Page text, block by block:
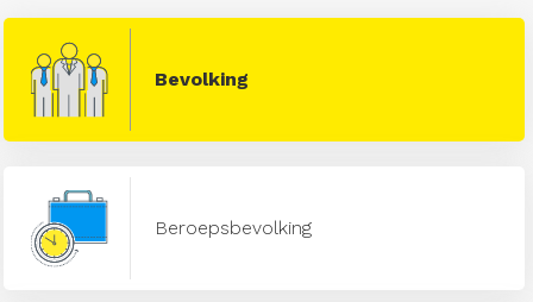
Bevolking
Beroepsbevolking